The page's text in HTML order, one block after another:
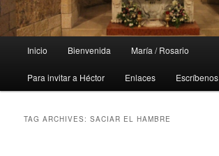
Inicio Bienvenida María / Rosario
Para invitar a Héctor Enlaces Escríbenos
TAG ARCHIVES:SACIAR EL HAMBRE